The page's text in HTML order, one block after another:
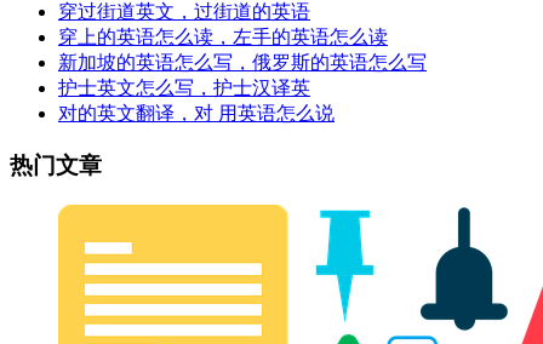
穿过街道英文，过街道的英语
穿上的英语怎么读，左手的英语怎么读
新加坡的英语怎么写，俄罗斯的英语怎么写
护士英文怎么写，护士汉译英
对的英文翻译，对 用英语怎么说
热门文章